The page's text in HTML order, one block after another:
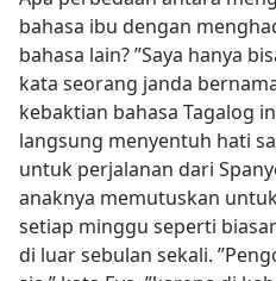
bahasa ibu dengan
bahasa lain? ”Saya hanya
kata seorang janda
kebaktian bahasa Tagalog
langsung menyentuh hati
untuk perjalanan dari
anaknya memutuskan
setiap minggu seperti
di luar sebulan sekali.